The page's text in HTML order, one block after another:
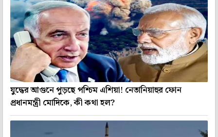
যুদ্ধের আগুনে পুড়ছে পশ্চিম এশিয়া! নেতানিয়াহুর ফোন
প্রধানমন্ত্রী মোদিকে, কী কথা হল?